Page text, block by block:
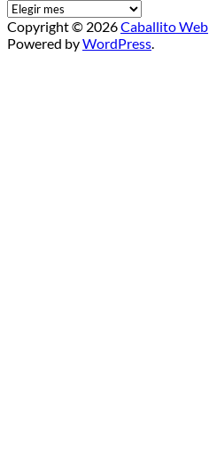
Copyright © 2026Caballito Web
Powered byWordPress.